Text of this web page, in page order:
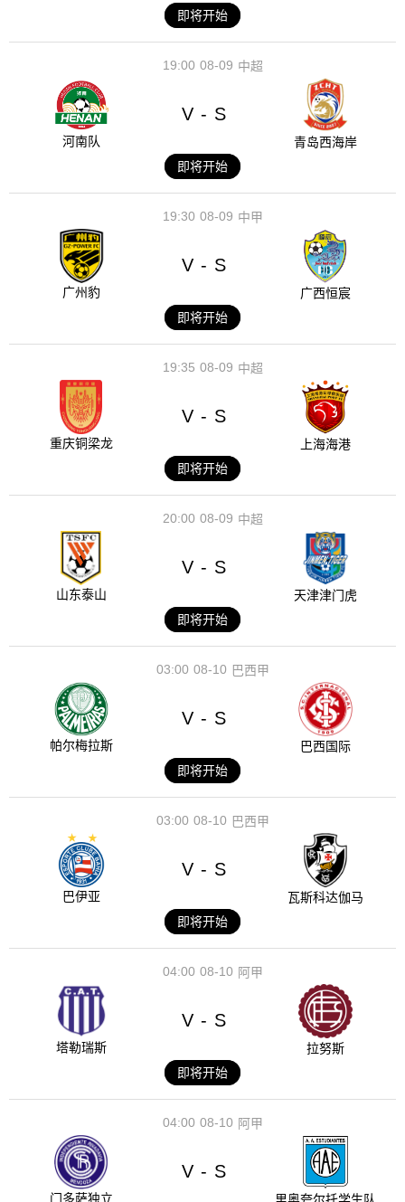
即将开始
08-09
19:00 中超
河南队
V - S
青岛西海岸
即将开始
08-09
19:30 中甲
广州豹
V - S
广西恒宸
即将开始
08-09
19:35 中超
重庆铜梁龙
V - S
上海海港
即将开始
08-09
20:00 中超
山东泰山
V - S
天津津门虎
即将开始
08-10
03:00 巴西甲
帕尔梅拉斯
V - S
巴西国际
即将开始
08-10
03:00 巴西甲
巴伊亚
V - S
瓦斯科达伽马
即将开始
08-10
04:00 阿甲
塔勒瑞斯
V - S
拉努斯
即将开始
08-10
04:00 阿甲
门多萨独立
V - S